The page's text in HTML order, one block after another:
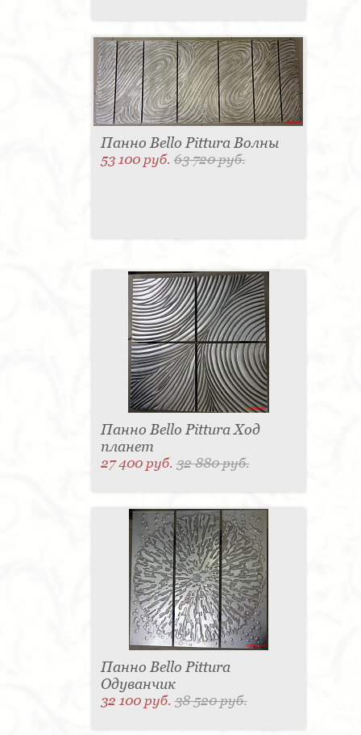
Панно Bello Pittura Волны
53 100 руб.63 720 руб.
Панно Bello Pittura Ход
планет
27 400 руб.32 880 руб.
Панно Bello Pittura
Одуванчик
32 100 руб.38 520 руб.